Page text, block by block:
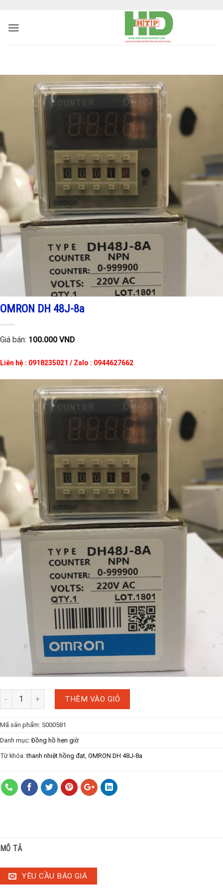
OMRON DH 48J-8a
Giá bán: 100.000 VND
Liên hệ : 0918235021 / Zalo : 0944627662
THÊM VÀO GIỎ
Mã sản phẩm: S000581
Danh mục:Đồng hồ hẹn giờ
Từ khóa:thanh nhiệt hồng đạt OMRON DH 48J-8a
MÔ TẢ
YÊU CẦU BÁO GIÁ